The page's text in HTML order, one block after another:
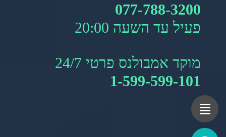
077-788-3200
פעיל עד השעה 20:00
מוקד אמבולנס פרטי 24/7
1-599-599-101